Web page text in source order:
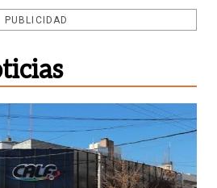
PUBLICIDAD